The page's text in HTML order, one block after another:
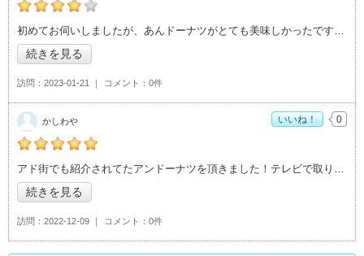
の「桜井菓子店」おすすめ度：4 初めてお伺いしましたが、あんドーナツがとても美味しかったです！2個買ったのですが
続きを見る
訪問 2023-01-21 コメント 0件
の「桜井菓子店」おすすめ度：5 アド街でも紹介されてたアンドーナツを頂きました！テレビで取り上げられるだけのこと
続きを見る
訪問 2022-12-09 コメント 0件
かしわや いいね！ 0